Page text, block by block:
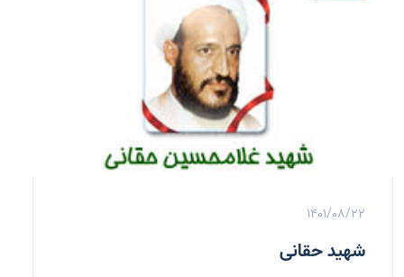
1401/08/22
شهید حقانی